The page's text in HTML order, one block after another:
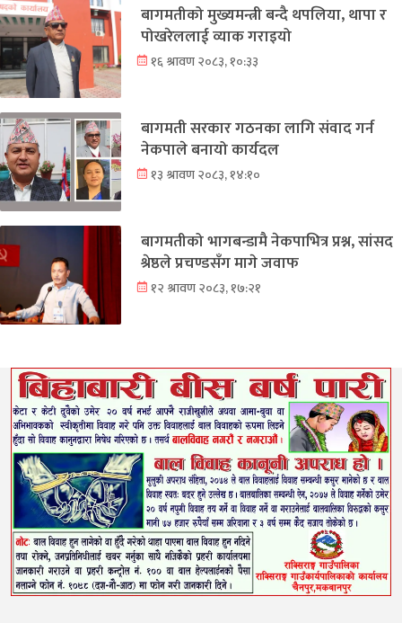
बागमतीको मुख्यमन्त्री बन्दै थपलिया, थापा र
पोखरेललाई व्याक गराइयो
१६ श्रावण २०८३, १०:३३
बागमती सरकार गठनका लागि संवाद गर्न
नेकपाले बनायो कार्यदल
१३ श्रावण २०८३, १४:१०
बागमतीको भागबन्डामै नेकपाभित्र प्रश्न, सांसद
श्रेष्ठले प्रचण्डसँग मागे जवाफ
१२ श्रावण २०८३, १७:२१